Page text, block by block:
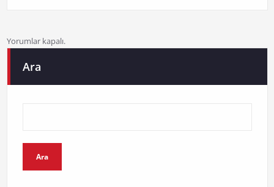
Yorumlar kapalı.
Ara
Ara